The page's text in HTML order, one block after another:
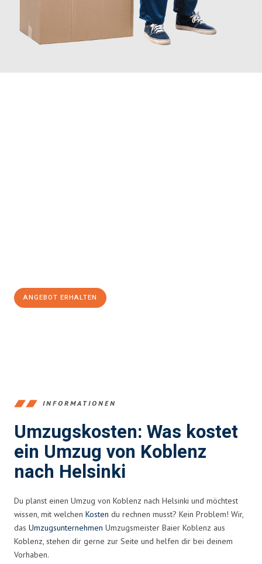
ANGEBOT ERHALTEN
INFORMATIONEN
Umzugskosten: Was kostet
ein Umzug von Koblenz
nach Helsinki
Du planst einen Umzug von Koblenz nach Helsinki und möchtest
wissen, mit welchen Kosten du rechnen musst? Kein Problem! Wir,
das Umzugsunternehmen Umzugsmeister Baier Koblenz aus
Koblenz, stehen dir gerne zur Seite und helfen dir bei deinem
Vorhaben.